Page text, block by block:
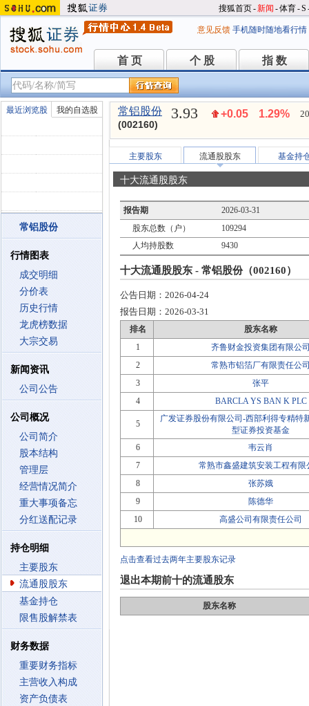
搜狐首页-新闻 -体育-S
意见反馈 手机随时随地看行情
首 页
首 页 个 股
个 股 指 数
指 数
最近浏览股 我的自选股
常铝股份
行情图表
成交明细
分价表
历史行情
龙虎榜数据
大宗交易
新闻资讯
公司公告
公司概况
公司简介
股本结构
管理层
经营情况简介
重大事项备忘
分红送配记录
持仓明细
主要股东
流通股股东
基金持仓
限售股解禁表
财务数据
重要财务指标
主营收入构成
资产负债表
常铝股份
(002160)
3.93 +0.05 1.29%
主要股东 流通股股东 基金持
十大流通股股东
报告期
2026-03-31
股东总数（户）
109294
人均持股数
9430
十大流通股股东 - 常铝股份（002160）
公告日期： 2026-04-24
报告日期： 2026-03-31
排名
股东名称
1
齐鲁财金投资集团有限公
2
常熟市铝箔厂有限责任公
3
张平
4
BARCLA YS BAN K PLC
5
广发证券股份有限公司-西部利得专精特
型证券投资基金
6
韦云肖
7
常熟市鑫盛建筑安装工程有限
8
张苏娥
9
陈德华
10
高盛公司有限责任公司
点击查看过去两年主要股东记录
退出本期前十的流通股东
股东名称